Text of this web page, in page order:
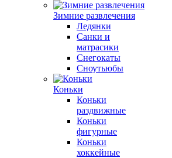
Зимние развлечения
Ледянки
Санки и
матрасики
Снегокаты
Сноутьюбы
Коньки
Коньки
раздвижные
Коньки
фигурные
Коньки
хоккейные